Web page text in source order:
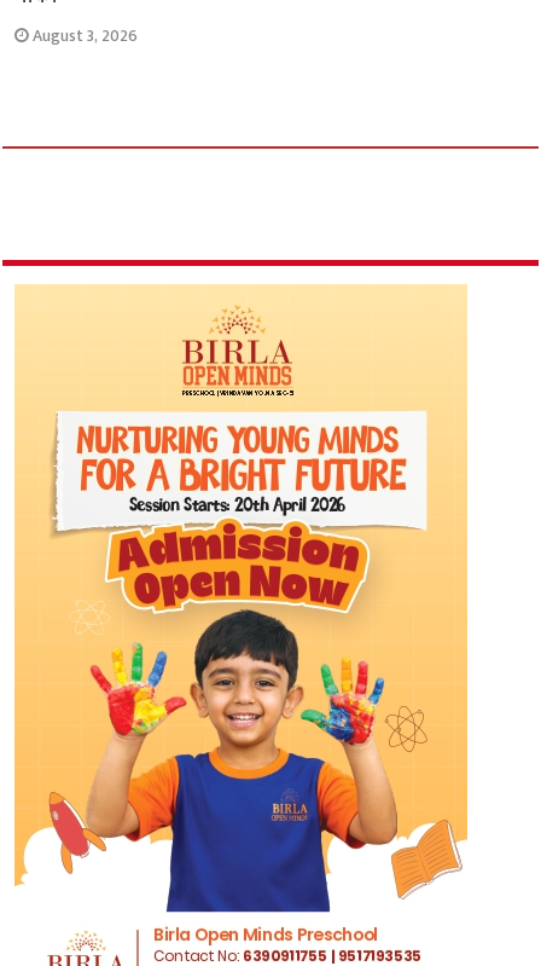
August 3, 2026